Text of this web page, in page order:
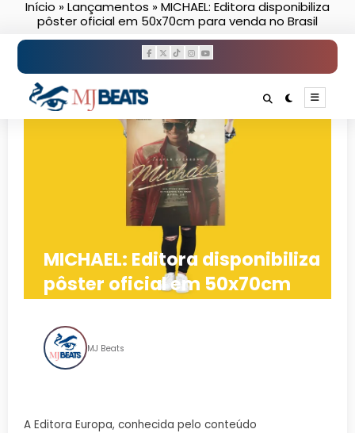
Início »Lançamentos »MICHAEL: Editora disponibiliza
pôster oficial em 50x70cm para venda no Brasil
MICHAEL: Editora disponibiliza
pôster oficial em 50x70cm
MJ Beats
A Editora Europa, conhecida pelo conteúdo